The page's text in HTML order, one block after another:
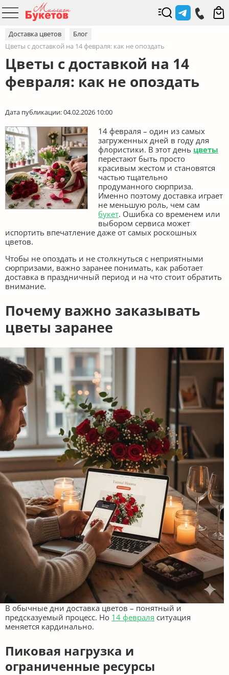
Доставка цветов
Блог
Цветы с доставкой на 14 февраля: как не опоздать
Цветы с доставкой на 14
февраля: как не опоздать
Дата публикации: 04.02.2026 10:00
14 февраля – один из самых
загруженных дней в году для
флористики. В этот день цветы
перестают быть просто
красивым жестом и становятся
частью тщательно
продуманного сюрприза.
Именно поэтому доставка играет
не меньшую роль, чем сам
букет. Ошибка со временем или
выбором сервиса может
испортить впечатление даже от самых роскошных
цветов.
Чтобы не опоздать и не столкнуться с неприятными
сюрпризами, важно заранее понимать, как работает
доставка в праздничный период и на что стоит обратить
внимание.
Почему важно заказывать
цветы заранее
В обычные дни доставка цветов – понятный и
предсказуемый процесс. Но 14 февраля ситуация
меняется кардинально.
Пиковая нагрузка и
ограниченные ресурсы